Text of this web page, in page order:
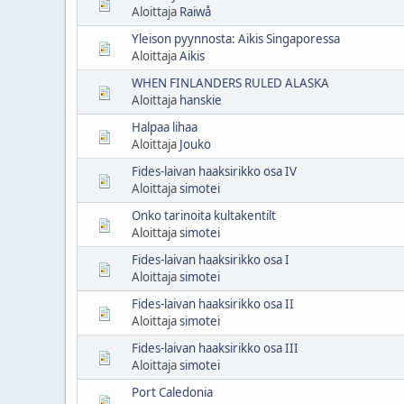
Aloittaja Raiwå
Yleison pyynnosta: Aikis Singaporessa
AloittajaAikis
WHEN FINLANDERS RULED ALASKA
Aloittaja hanskie
Halpaa lihaa
Aloittaja Jouko
Fides-laivan haaksirikko osa IV
Aloittajasimotei
Onko tarinoita kultakentilt
Aloittajasimotei
Fides-laivan haaksirikko osa I
Aloittajasimotei
Fides-laivan haaksirikko osa II
Aloittajasimotei
Fides-laivan haaksirikko osa III
Aloittajasimotei
Port Caledonia